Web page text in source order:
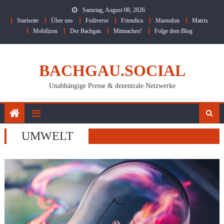
Samstag, August 08, 2026
Startseite
Über uns Fediverse Friendica Mastodon
Matrix
Mobilizon
Der Bachgau Mitmachen! Folge dem Blog
BACHGAU.SOCIAL
Unabhängige Presse & dezentrale Netzwerke
UMWELT